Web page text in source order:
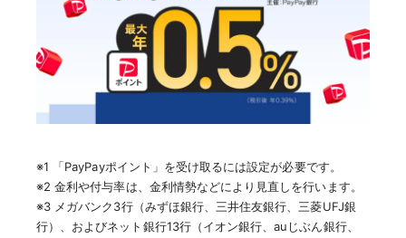
※1 「PayPayポイント」を受け取るには設定が必要です。
※2 金利や付与率は、金利情勢などにより見直しを行います。
※3 メガバンク3行（みずほ銀行、三井住友銀行、三菱UFJ銀
行）、およびネット銀行13行（イオン銀行、auじぶん銀行、